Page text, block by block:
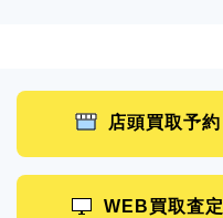
店頭買取予約
WEB買取査定